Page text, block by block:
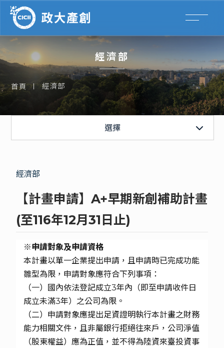
經濟部
首頁 經濟部
選擇
經濟部
【計畫申請】A+早期新創補助計畫
(至116年12月31日止)
※申請對象及申請資格
本計畫以單一企業提出申請，且申請時已完成功能
雛型為限，申請對象應符合下列事項：
（一）國內依法登記成立3年內（即至申請收件日
成立未滿3年）之公司為限。
（二）申請對象應提出足資證明執行本計畫之財務
能力相關文件，且非屬銀行拒絕往來戶，公司淨值
（股東權益）應為正值，並不得為陸資來臺投資事